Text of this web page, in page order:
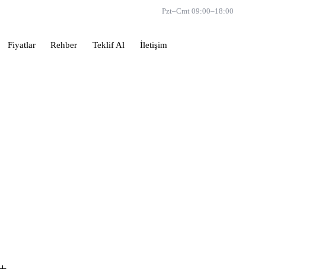
Pzt–Cmt 09:00–18:00
Fiyatlar Rehber Teklif Al İletişim